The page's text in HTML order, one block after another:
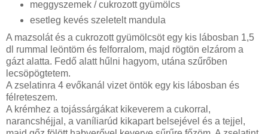
meggyszemek / cukrozott gyümölcs
esetleg kevés szeletelt mandula
A mazsolát és a cukrozott gyümölcsöt egy kis lábosban 1,5
dl rummal leöntöm és felforralom, majd rögtön elzárom a
gázt alatta. Fedő alatt hűlni hagyom, utána szűrőben
lecsöpögtetem.
A zselatinra 4 evőkanál vizet öntök egy kis lábosban és
félreteszem.
A krémhez a tojássárgákat kikeverem a cukorral,
narancshéjjal, a vaníliarúd kikapart belsejével és a tejjel,